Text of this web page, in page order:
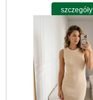
szczegóły